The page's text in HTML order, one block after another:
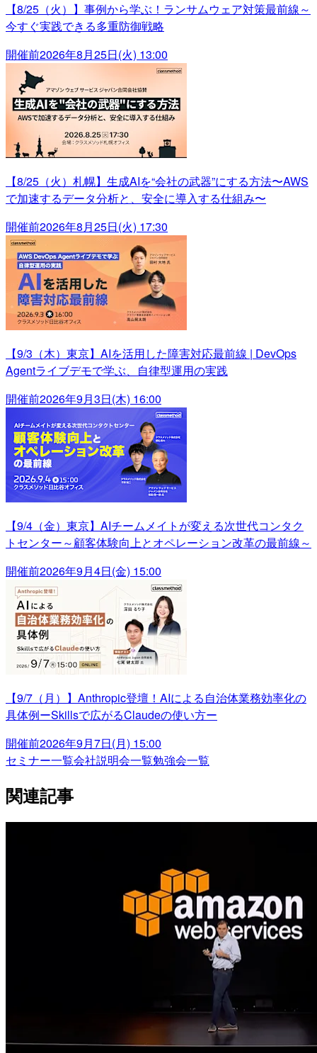
【8/25（火）】事例から学ぶ！ランサムウェア対策最前線～
今すぐ実践できる多重防御戦略
開催前2026年8月25日(火) 13:00
【8/25（火）札幌】生成AIを“会社の武器”にする方法〜AWS
で加速するデータ分析と、安全に導入する仕組み〜
開催前2026年8月25日(火) 17:30
【9/3（木）東京】AIを活用した障害対応最前線 | DevOps
Agentライブデモで学ぶ、自律型運用の実践
開催前2026年9月3日(木) 16:00
【9/4（金）東京】AIチームメイトが変える次世代コンタク
トセンター～顧客体験向上とオペレーション改革の最前線～
開催前2026年9月4日(金) 15:00
【9/7（月）】Anthropic登壇！AIによる自治体業務効率化の
具体例ーSkillsで広がるClaudeの使い方ー
開催前2026年9月7日(月) 15:00
セミナー一覧会社説明会一覧勉強会一覧
関連記事